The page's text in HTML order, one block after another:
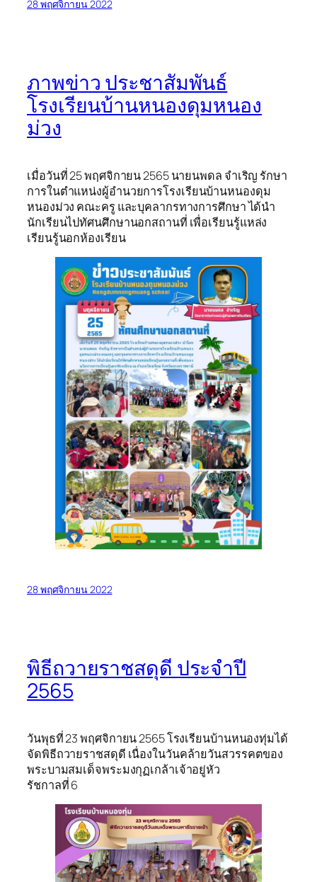
28 พฤศจิกายน 2022
ภาพข่าว ประชาสัมพันธ์
โรงเรียนบ้านหนองดุมหนอง
ม่วง
เมื่อวันที่ 25 พฤศจิกายน 2565 นายนพดล จำเริญ รักษา
การในตำแหน่งผู้อำนวยการโรงเรียนบ้านหนองดุม
หนองม่วง คณะครู และบุคลากรทางการศึกษา ได้นำ
นักเรียนไปทัศนศึกษานอกสถานที่ เพื่อเรียนรู้แหล่ง
เรียนรู้นอกห้องเรียน
28 พฤศจิกายน 2022
พิธีถวายราชสดุดี ประจำปี
2565
วันพุธที่ 23 พฤศจิกายน 2565 โรงเรียนบ้านหนองทุ่มได้
จัดพิธีถวายราชสดุดี เนื่องในวันคล้ายวันสวรรคตของ
พระบามสมเด็จพระมงกุฏเกล้าเจ้าอยู่หัว
รัชกาลที่ 6